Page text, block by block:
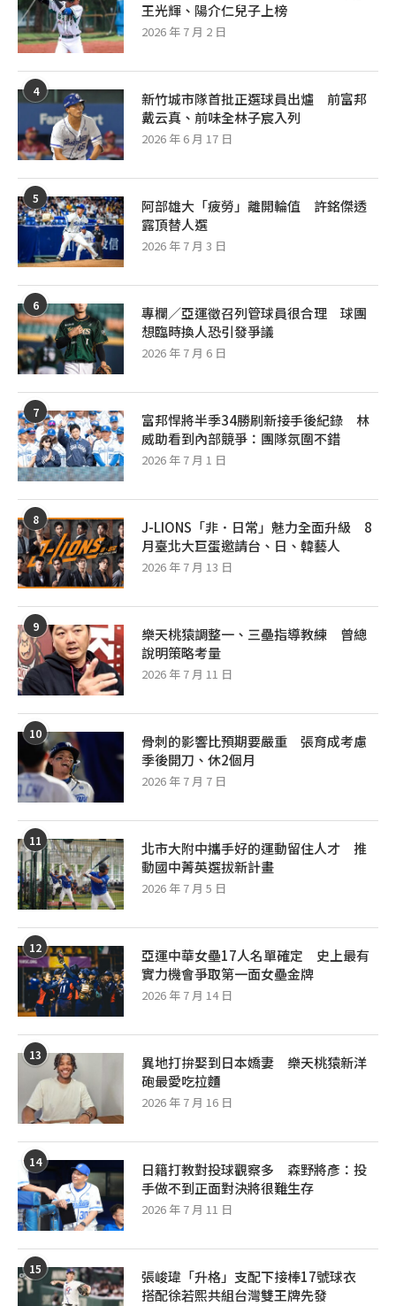
王光輝、陽介仁兒子上榜
2026 年 7 月 2 日
4
新竹城市隊首批正選球員出爐 前富邦
戴云真、前味全林子宸入列
2026 年 6 月 17 日
5
阿部雄大「疲勞」離開輪值 許銘傑透
露頂替人選
2026 年 7 月 3 日
6
專欄／亞運徵召列管球員很合理 球團
想臨時換人恐引發爭議
2026 年 7 月 6 日
7
富邦悍將半季34勝刷新接手後紀錄 林
威助看到內部競爭：團隊氛圍不錯
2026 年 7 月 1 日
8
J-LIONS「非．日常」魅力全面升級 8
月臺北大巨蛋邀請台、日、韓藝人
2026 年 7 月 13 日
9
樂天桃猿調整一、三壘指導教練 曾總
說明策略考量
2026 年 7 月 11 日
10
骨刺的影響比預期要嚴重 張育成考慮
季後開刀、休2個月
2026 年 7 月 7 日
11
北市大附中攜手好的運動留住人才 推
動國中菁英選拔新計畫
2026 年 7 月 5 日
12
亞運中華女壘17人名單確定 史上最有
實力機會爭取第一面女壘金牌
2026 年 7 月 14 日
13
異地打拚娶到日本嬌妻 樂天桃猿新洋
砲最愛吃拉麵
2026 年 7 月 16 日
14
日籍打教對投球觀察多 森野將彥：投
手做不到正面對決將很難生存
2026 年 7 月 11 日
15
張峻瑋「升格」支配下接棒17號球衣
搭配徐若熙共組台灣雙王牌先發